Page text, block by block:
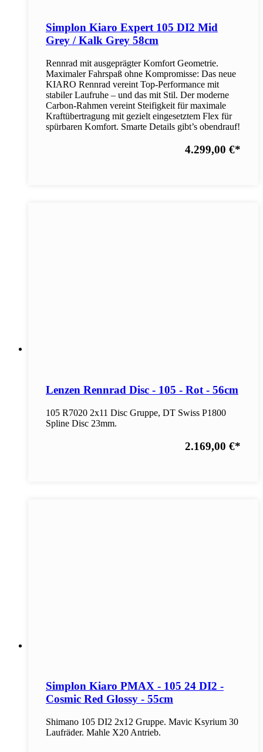
Simplon Kiaro Expert 105 DI2 Mid
Grey / Kalk Grey 58cm
Rennrad mit ausgeprägter Komfort Geometrie.
Maximaler Fahrspaß ohne Kompromisse: Das neue
KIARO Rennrad vereint Top-Performance mit
stabiler Laufruhe – und das mit Stil. Der moderne
Carbon-Rahmen vereint Steifigkeit für maximale
Kraftübertragung mit gezielt eingesetztem Flex für
spürbaren Komfort. Smarte Details gibt’s obendrauf!
4.299,00 €*
Lenzen Rennrad Disc - 105 - Rot - 56cm
105 R7020 2x11 Disc Gruppe, DT Swiss P1800
Spline Disc 23mm.
2.169,00 €*
Simplon Kiaro PMAX - 105 24 DI2 -
Cosmic Red Glossy - 55cm
Shimano 105 DI2 2x12 Gruppe. Mavic Ksyrium 30
Laufräder. Mahle X20 Antrieb.